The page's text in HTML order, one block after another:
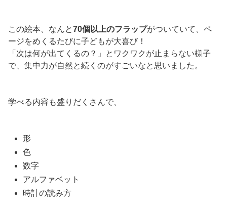
この絵本、なんと70個以上のフラップがついていて、ペ
ージをめくるたびに子どもが大喜び！
「次は何が出てくるの？」とワクワクが止まらない様子
で、集中力が自然と続くのがすごいなと思いました。
学べる内容も盛りだくさんで、
形
色
数字
アルファベット
時計の読み方